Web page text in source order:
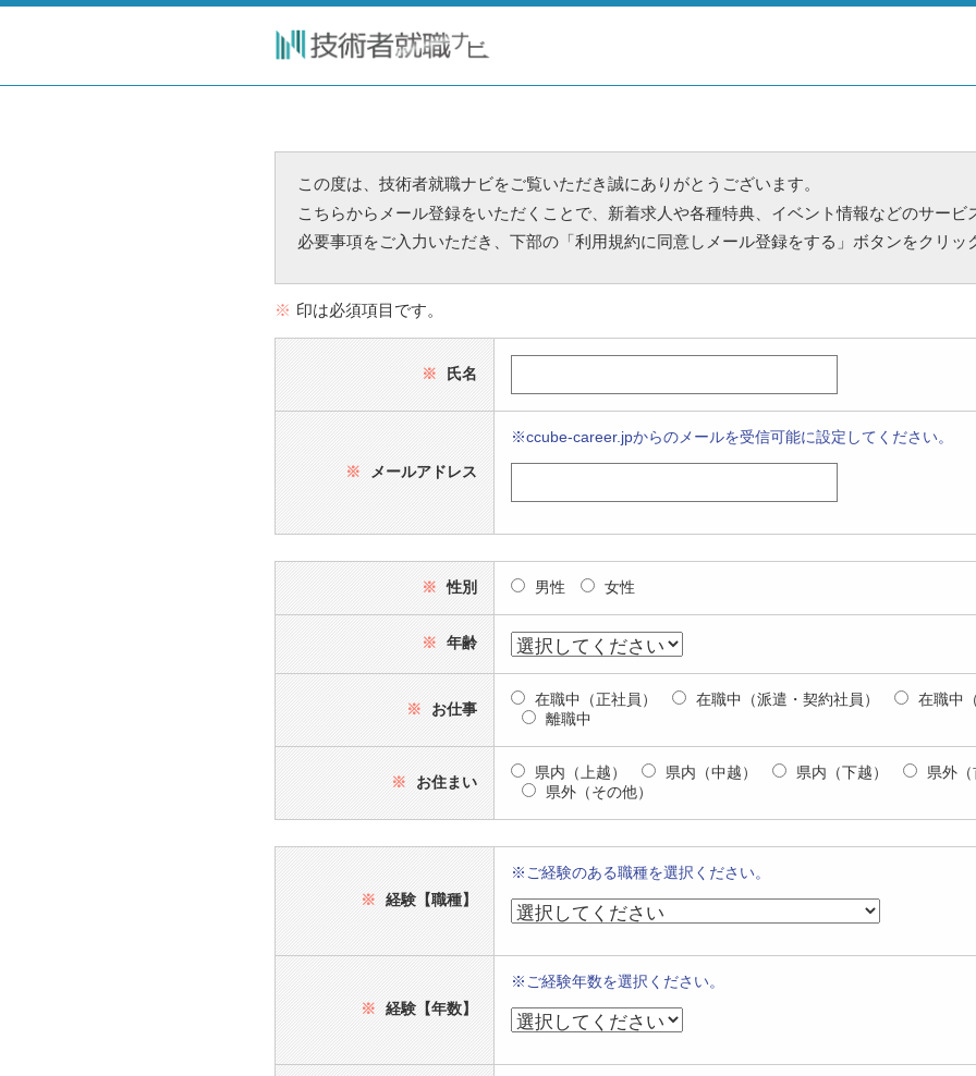
この度は、技術者就職ナビをご覧いただき誠にありがとうございます。
こちらからメール登録をいただくことで、新着求人や各種特典、イベント情報などのサービ
必要事項をご入力いただき、下部の「利用規約に同意しメール登録をする」ボタンをクリッ
※ 印は必須項目です。
※ 氏名
※ メールアドレス
※ccube-career.jpからのメールを受信可能に設定してください。
※ 性別 男性 女性
※ 年齢
※ お仕事
在職中（正社員） 在職中（派遣・契約社員）
在職中
離職中
※ お住まい
県内（上越） 県内（中越） 県内（下越） 県外（
県外（その他）
※ 経験【職種】
※ご経験のある職種を選択ください。
※ 経験【年数】
※ご経験年数を選択ください。